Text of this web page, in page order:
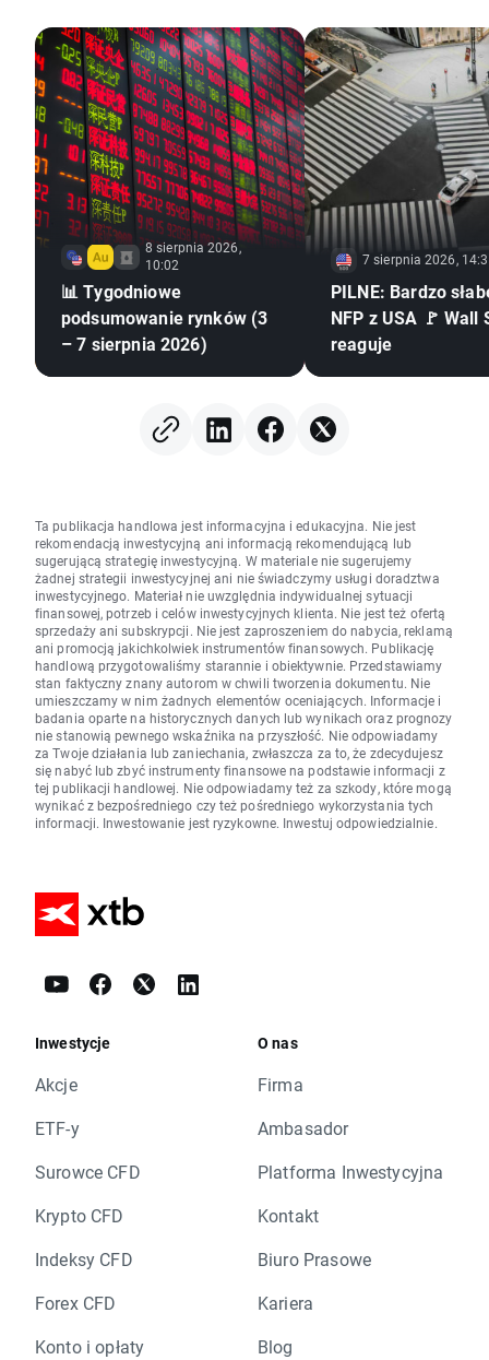
8 sierpnia 2026,
10:02
📊 Tygodniowe
podsumowanie rynków (3
– 7 sierpnia 2026)
7 sierpnia 2026,
PILNE: Bardzo
NFP z USA 🚩 Wall
reaguje
Ta publikacja handlowa jest informacyjna i edukacyjna. Nie jest
rekomendacją inwestycyjną ani informacją rekomendującą lub
sugerującą strategię inwestycyjną. W materiale nie sugerujemy
żadnej strategii inwestycyjnej ani nie świadczymy usługi doradztwa
inwestycyjnego. Materiał nie uwzględnia indywidualnej sytuacji
finansowej, potrzeb i celów inwestycyjnych klienta. Nie jest też ofertą
sprzedaży ani subskrypcji. Nie jest zaproszeniem do nabycia, reklamą
ani promocją jakichkolwiek instrumentów finansowych. Publikację
handlową przygotowaliśmy starannie i obiektywnie. Przedstawiamy
stan faktyczny znany autorom w chwili tworzenia dokumentu. Nie
umieszczamy w nim żadnych elementów oceniających. Informacje i
badania oparte na historycznych danych lub wynikach oraz prognozy
nie stanowią pewnego wskaźnika na przyszłość. Nie odpowiadamy
za Twoje działania lub zaniechania, zwłaszcza za to, że zdecydujesz
się nabyć lub zbyć instrumenty finansowe na podstawie informacji z
tej publikacji handlowej. Nie odpowiadamy też za szkody, które mogą
wynikać z bezpośredniego czy też pośredniego wykorzystania tych
informacji. Inwestowanie jest ryzykowne. Inwestuj odpowiedzialnie.
Inwestycje
Akcje
ETF-y
Surowce CFD
Krypto CFD
Indeksy CFD
Forex CFD
Konto i opłaty
O nas
Firma
Ambasador
Platforma Inwestycyjna
Kontakt
Biuro Prasowe
Kariera
Blog